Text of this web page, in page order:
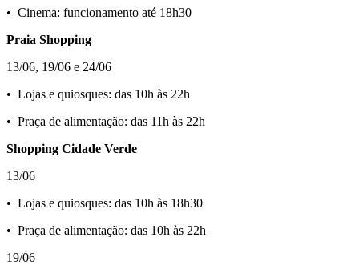
•⁠ ⁠Cinema: funcionamento até 18h30
Praia Shopping
13/06, 19/06 e 24/06
•⁠ ⁠Lojas e quiosques: das 10h às 22h
•⁠ ⁠Praça de alimentação: das 11h às 22h
Shopping Cidade Verde
13/06
•⁠ ⁠Lojas e quiosques: das 10h às 18h30
•⁠ ⁠Praça de alimentação: das 10h às 22h
19/06